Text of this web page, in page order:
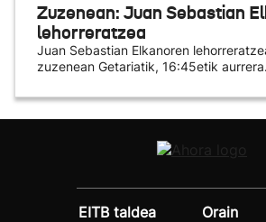
Zuzenean: Juan Sebastian
lehorreratzea
Juan Sebastian Elkanoren
zuzenean Getariatik, 16:45etik aurrera.
EITB taldea
Orain